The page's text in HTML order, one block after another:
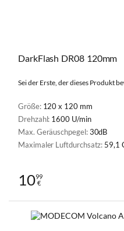
DarkFlash DR08 120mm
Sei der Erste, der dieses Produkt
Größe: 120 x 120 mm
Drehzahl: 1600 U/min
Max. Geräuschpegel:30dB
Maximaler Luftdurchsatz: 59,1
1099
€